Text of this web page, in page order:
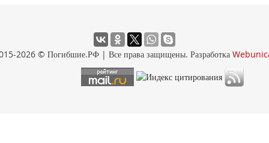
2026 © Погибшие.РФ | Все права защищены. Разработка